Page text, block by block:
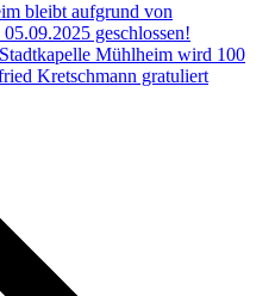
bleibt aufgrund von
geschlossen!
Mühlheim wird 100
Kretschmann gratuliert